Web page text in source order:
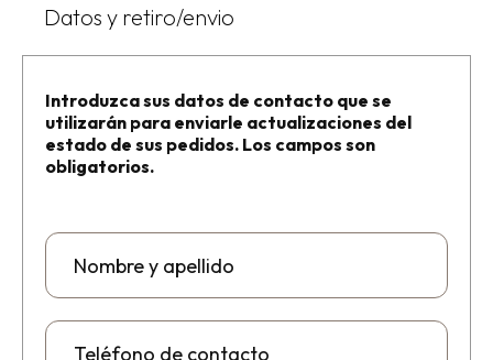
Piso técnico
Acústicos
Dirección
Canelones 2028
Datos y retiro/envio
Introduzca sus datos de contacto que se
utilizarán para enviarle actualizaciones del
estado de sus pedidos. Los campos son
obligatorios.